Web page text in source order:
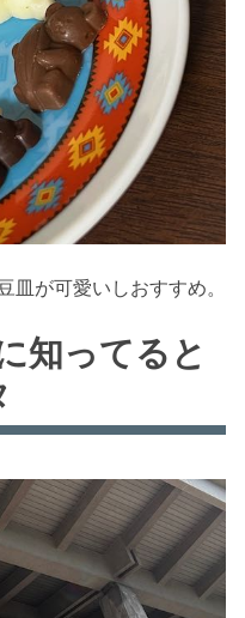
が可愛いしおすすめ。
知ってると